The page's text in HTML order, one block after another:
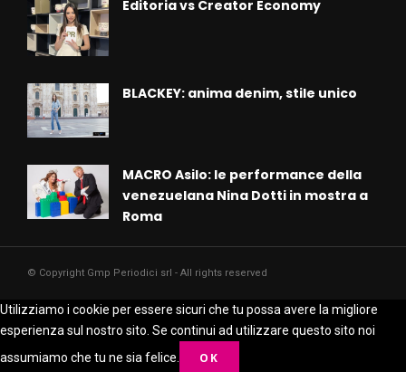
Editoria vs Creator Economy
BLACKEY: anima denim, stile unico
MACRO Asilo: le performance della
venezuelana Nina Dotti in mostra a
Roma
© Copyright Gmp Periodici srl - All rights reserved
Utilizziamo i cookie per essere sicuri che tu possa avere la migliore
esperienza sul nostro sito. Se continui ad utilizzare questo sito noi
assumiamo che tu ne sia felice.
OK